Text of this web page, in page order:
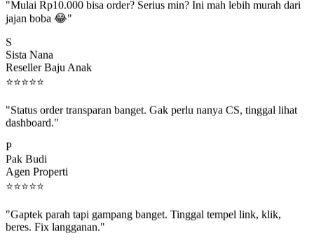
jajan boba 😂"
Sista Nana
Reseller Baju Anak
⭐⭐⭐⭐⭐
dashboard."
Pak Budi
Agen Properti
⭐⭐⭐⭐⭐
beres. Fix langganan."